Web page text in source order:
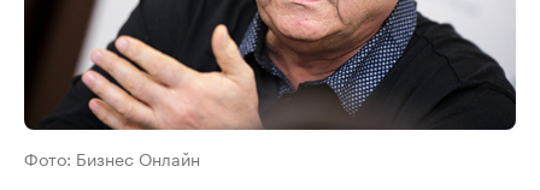
Фото: Бизнес Онлайн